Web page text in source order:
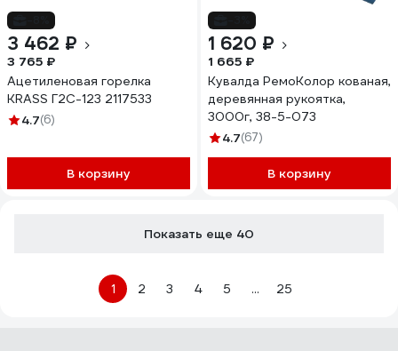
3 462 ₽
3 765 ₽
Ацетиленовая горелка
KRASS Г2С-123 2117533
4.7(6)
В корзину
1 620 ₽
1 665 ₽
Кувалда РемоКолор кованая,
деревянная рукоятка,
3000г, 38-5-073
4.7(67)
В корзину
Показать еще 40
1 2 3 4 5 ... 25